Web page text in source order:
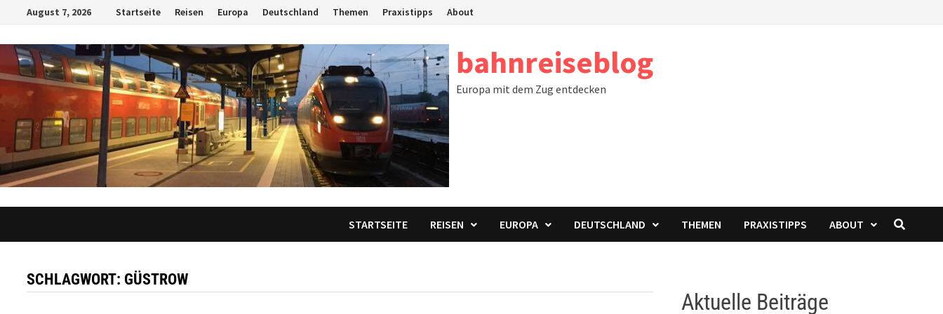
springen
August 7, 2026 Startseite Reisen Europa Deutschland Themen Praxistipps About
bahnreiseblog
Europa mit dem Zug entdecken
STARTSEITE REISEN EUROPA DEUTSCHLAND THEMEN PRAXISTIPPS ABOUT
SCHLAGWORT: GÜSTROW
Aktuelle Beiträge